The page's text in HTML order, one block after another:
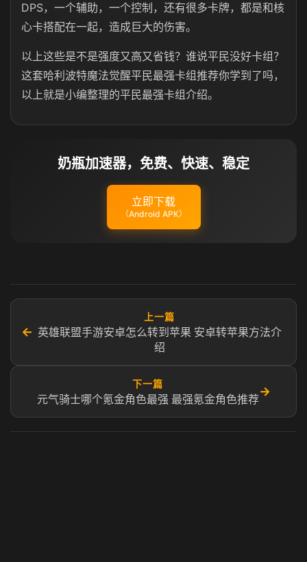
DPS，一个辅助，一个控制，还有很多卡牌，都是和核
心卡搭配在一起，造成巨大的伤害。
以上这些是不是强度又高又省钱？谁说平民没好卡组？
这套哈利波特魔法觉醒平民最强卡组推荐你学到了吗，
以上就是小编整理的平民最强卡组介绍。
奶瓶加速器，免费、快速、稳定
立即下载
（Android APK）
←
上一篇
英雄联盟手游安卓怎么转到苹果 安卓转苹果方法介
绍
下一篇
元气骑士哪个氪金角色最强 最强氪金角色推荐
→